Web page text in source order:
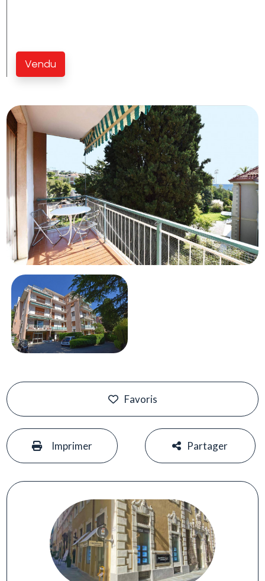
Vendu
Favoris
Imprimer Partager
Vue de mer